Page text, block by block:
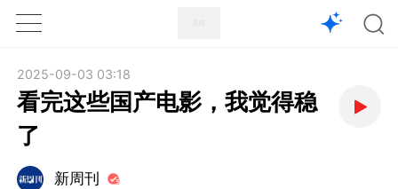
1X
2025-09-03 03:18
看完这些国产电影，我觉得稳
了
新周刊